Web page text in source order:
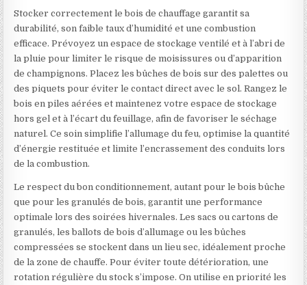
Stocker correctement le bois de chauffage garantit sa
durabilité, son faible taux d’humidité et une combustion
efficace. Prévoyez un espace de stockage ventilé et à l’abri de
la pluie pour limiter le risque de moisissures ou d’apparition
de champignons. Placez les bûches de bois sur des palettes ou
des piquets pour éviter le contact direct avec le sol. Rangez le
bois en piles aérées et maintenez votre espace de stockage
hors gel et à l’écart du feuillage, afin de favoriser le séchage
naturel. Ce soin simplifie l’allumage du feu, optimise la quantité
d’énergie restituée et limite l’encrassement des conduits lors
de la combustion.
Le respect du bon conditionnement, autant pour le bois bûche
que pour les granulés de bois, garantit une performance
optimale lors des soirées hivernales. Les sacs ou cartons de
granulés, les ballots de bois d’allumage ou les bûches
compressées se stockent dans un lieu sec, idéalement proche
de la zone de chauffe. Pour éviter toute détérioration, une
rotation régulière du stock s’impose. On utilise en priorité les